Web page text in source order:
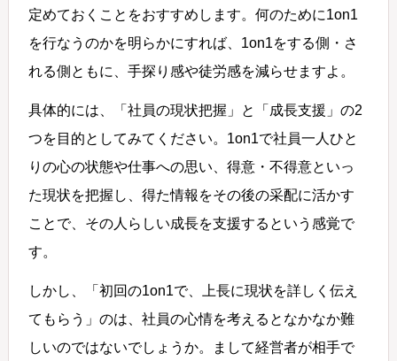
定めておくことをおすすめします。何のために1on1
を行なうのかを明らかにすれば、1on1をする側・さ
れる側ともに、手探り感や徒労感を減らせますよ。
具体的には、「社員の現状把握」と「成長支援」の2
つを目的としてみてください。1on1で社員一人ひと
りの心の状態や仕事への思い、得意・不得意といっ
た現状を把握し、得た情報をその後の采配に活かす
ことで、その人らしい成長を支援するという感覚で
す。
しかし、「初回の1on1で、上長に現状を詳しく伝え
てもらう」のは、社員の心情を考えるとなかなか難
しいのではないでしょうか。まして経営者が相手で